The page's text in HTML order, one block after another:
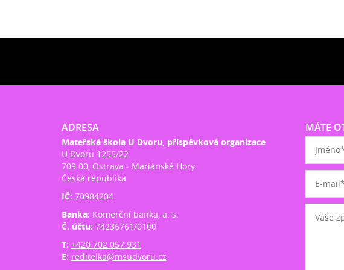
ADRESA
Mateřská škola U Dvoru, příspěvková organizace
U Dvoru 1255/22
709 00, Ostrava - Mariánské Hory
Česká republika
IČ: 70984204
Banka: Komerční banka, a. s.
Č. účtu: 74236761/0100
T: +420 702 057 931
E: reditelka@msudvoru.cz
MÁTE